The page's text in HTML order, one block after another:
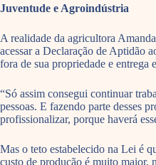
Juventude e Agroindústria
A realidade da agricultora
acessar a Declaração de Aptidão
fora de sua propriedade e entrega
“Só assim consegui continuar
pessoas. E fazendo parte desses
profissionalizar, porque haverá
Mas o teto estabelecido na Lei é
custo de produção é muito maior,